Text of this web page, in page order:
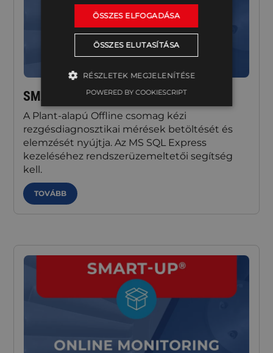
SMART-UP® Offline Diagnostic
A Plant-alapú Offline csomag kézi
rezgésdiagnosztikai mérések betöltését és
elemzését nyújtja. Az MS SQL Express
kezeléséhez rendszerüzemeltetői segítség
kell.
TOVÁBB
ÖSSZES ELFOGADÁSA
ÖSSZES ELUTASÍTÁSA
RÉSZLETEK MEGJELENÍTÉSE
POWERED BY COOKIESCRIPT